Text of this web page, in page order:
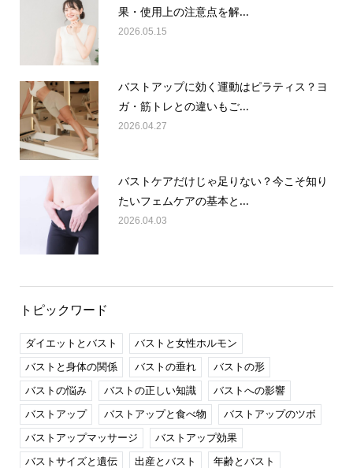
果・使用上の注意点を解...
2026.05.15
バストアップに効く運動はピラティス？ヨ
ガ・筋トレとの違いもご...
2026.04.27
バストケアだけじゃ足りない？今こそ知り
たいフェムケアの基本と...
2026.04.03
トピックワード
ダイエットとバスト
バストと女性ホルモン
バストと身体の関係
バストの垂れ
バストの形
バストの悩み
バストの正しい知識
バストへの影響
バストアップ
バストアップと食べ物
バストアップのツボ
バストアップマッサージ
バストアップ効果
バストサイズと遺伝
出産とバスト 年齢とバスト